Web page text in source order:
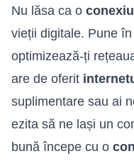
Nu lăsa ca o
vieții digitale. Pune
optimizează-ți
are de oferit
suplimentare sau ai
ezita să ne lași un
bună începe cu o